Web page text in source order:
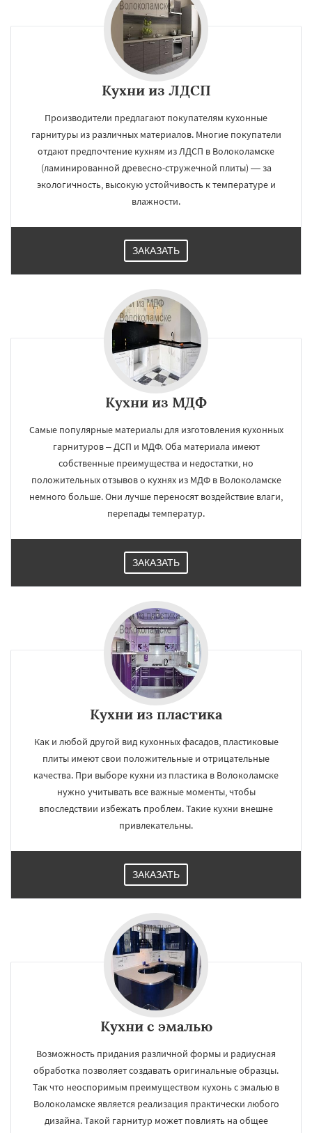
Работаем по
Воскресенск
Голицыно
Дедовск
Дзержинск Дмитров
Долгопрудный Домодедово Дрезна
Дубна Егорьевск Жуковский Зарайск
Кухни из ЛДСП
Производители предлагают покупателям кухонные
гарнитуры из различных материалов. Многие покупатели
отдают предпочтение кухням из ЛДСП в Волоколамске
(ламинированной древесно-стружечной плиты) — за
экологичность, высокую устойчивость к температуре и
влажности.
ЗАКАЗАТЬ
Кухни из МДФ
Самые популярные материалы для изготовления кухонных
гарнитуров – ДСП и МДФ. Оба материала имеют
собственные преимущества и недостатки, но
положительных отзывов о кухнях из МДФ в Волоколамске
немного больше. Они лучше переносят воздействие влаги,
перепады температур.
ЗАКАЗАТЬ
Кухни из пластика
Как и любой другой вид кухонных фасадов, пластиковые
плиты имеют свои положительные и отрицательные
качества. При выборе кухни из пластика в Волоколамске
нужно учитывать все важные моменты, чтобы
впоследствии избежать проблем. Такие кухни внешне
привлекательны.
ЗАКАЗАТЬ
Кухни с эмалью
Возможность придания различной формы и радиусная
обработка позволяет создавать оригинальные образцы.
Так что неоспоримым преимуществом кухонь с эмалью в
Волоколамске является реализация практически любого
дизайна. Такой гарнитур может повлиять на общее
УЗНАТЬ ПОДРОБНЕЕ